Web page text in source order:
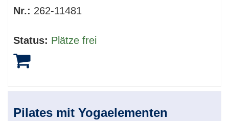
Nr.: 262-11481
Status: Plätze frei
Pilates mit Yogaelementen